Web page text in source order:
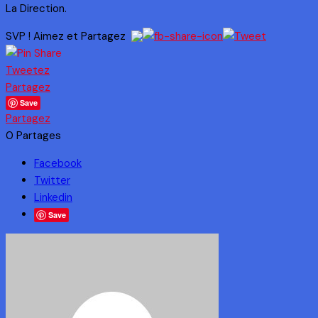
La Direction.
SVP ! Aimez et Partagez
Tweetez
Partagez
Save
Partagez
0 Partages
Facebook
Twitter
Linkedin
Save